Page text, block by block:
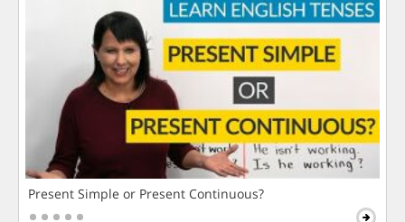
Present Simple or Present Continuous?